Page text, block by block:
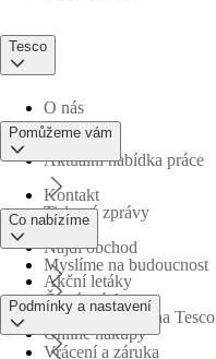
Tesco
O nás
Aktuální nabídka práce
Tiskové zprávy
Myslíme na budoucnost
Obchodní skupina Tesco
Pomůžeme vám
Kontakt
Najdi obchod
Časté otázky
Vrácení a záruka
Co nabízíme
Akční letáky
Online nákupy
Podmínky a nastavení